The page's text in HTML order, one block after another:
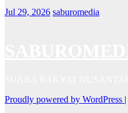
Jul 29, 2026 saburomedia
Proudly powered by WordPress |